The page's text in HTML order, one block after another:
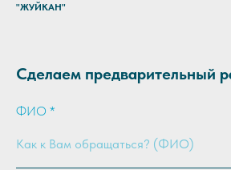
"ЖУЙКАН"
Сделаем предварительный
ФИО *